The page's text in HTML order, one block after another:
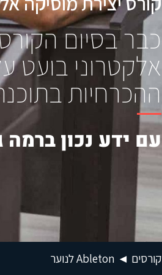
כבר בסיום
אלקטרוני בועט
ההכרחיות
עם ידע נכון
קורסים ◄ Ableton לנוער